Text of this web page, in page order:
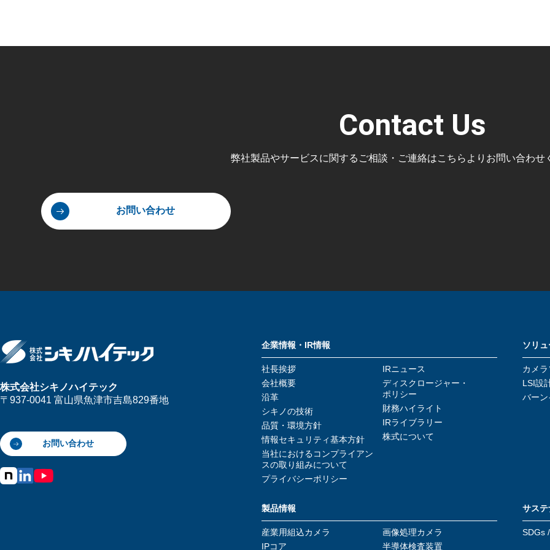
Contact Us
弊社製品やサービスに関するご相談・ご連絡はこちらよりお問い合わせ
お問い合わせ
株式会社シキノハイテック
〒937-0041 富山県魚津市吉島829番地
お問い合わせ
製品情報
産業用組込カメラ
画像処理カメラ
IPコア
半導体検査装置
企業情報・IR情報
社長挨拶
会社概要
沿革
シキノの技術
品質・環境方針
情報セキュリティ基本方針
当社におけるコンプライアン
スの取り組みについて
プライバシーポリシー
IRニュース
ディスクロージャー・
ポリシー
財務ハイライト
IRライブラリー
株式について
ソリ
カメ
LSI設
バー
サステ
SDGs